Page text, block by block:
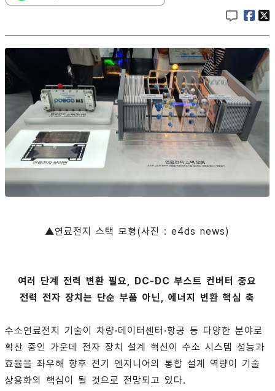
▲연료전지 스택 모형(사진 : e4ds news)
여러 단계 전력 변환 필요, DC-DC 부스트 컨버터 중요
전력 전자 장치는 단순 부품 아닌, 에너지 변환 핵심 축
수소연료전지 기술이 차량·데이터센터·항공 등 다양한 분야로
확산 중인 가운데 전자 장치 설계 혁신이 수소 시스템 성능과
효율을 좌우해 향후 전기 엔지니어의 통합 설계 역량이 기술
상용화의 핵심이 될 것으로 전망되고 있다.